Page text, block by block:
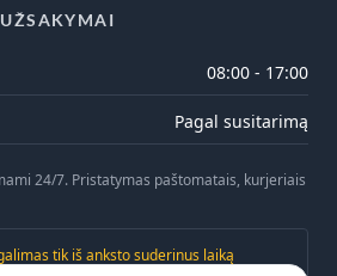
08:00 - 17:00
Pagal susitarimą
24/7. Pristatymas paštomatais, kurjeriais
tik iš anksto suderinus laiką